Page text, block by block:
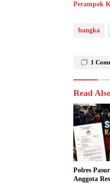
Perampok
bangka
1
Read
Polres
Anggota